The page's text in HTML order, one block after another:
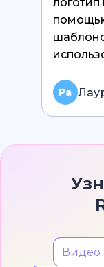
Pa
Видео